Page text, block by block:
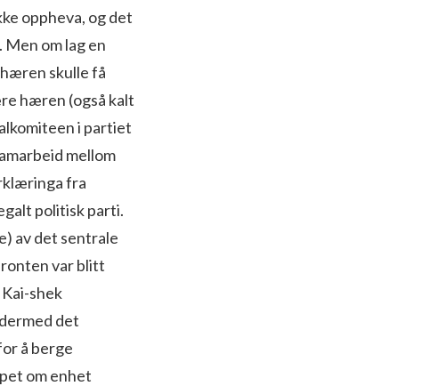
oppheva, og det
om lag en
skulle få
hæren (også kalt
i partiet
mellom
fra
politisk parti.
av det sentrale
var blitt
shek
det
å berge
om enhet